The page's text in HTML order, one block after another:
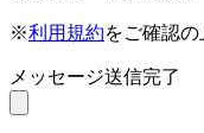
※利用規約をご確認
メッセージ送信完了